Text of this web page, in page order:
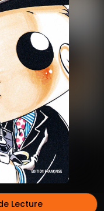
Lecture